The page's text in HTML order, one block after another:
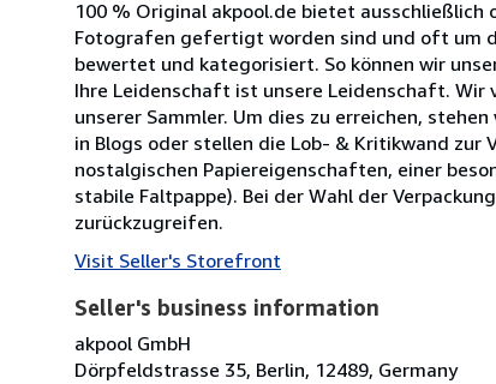
100 % Original akpool.de bietet ausschließlich
Fotografen gefertigt worden sind und oft um
bewertet und kategorisiert. So können wir
Ihre Leidenschaft ist unsere Leidenschaft. Wir
unserer Sammler. Um dies zu erreichen,
in Blogs oder stellen die Lob- & Kritikwand
nostalgischen Papiereigenschaften, einer
stabile Faltpappe). Bei der Wahl der
zurückzugreifen.
Visit Seller's Storefront
Seller's business information
akpool GmbH
Dörpfeldstrasse 35, Berlin, 12489, Germany